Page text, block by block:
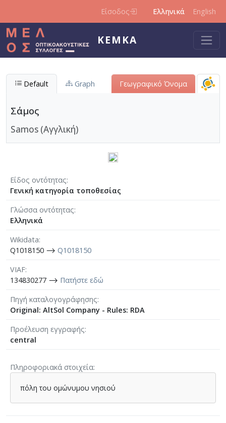
Είσοδος Ελληνικά English
ΚΕΜΚΑ
Default Graph Γεωγραφικό Όνομα
Σάμος
Samos (Αγγλική)
Είδος οντότητας
Γενική κατηγορία τοποθεσίας
Γλώσσα οντότητας
Ελληνικά
Wikidata
Q1018150 ⟶ Q1018150
VIAF
134830277 ⟶ Πατήστε εδώ
Πηγή καταλογογράφησης
Original: AltSol Company - Rules: RDA
Προέλευση εγγραφής
central
Πληροφοριακά στοιχεία
πόλη του ομώνυμου νησιού